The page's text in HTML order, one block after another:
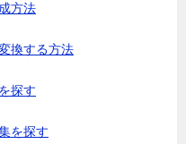
方法
換する方法
探す
を探す